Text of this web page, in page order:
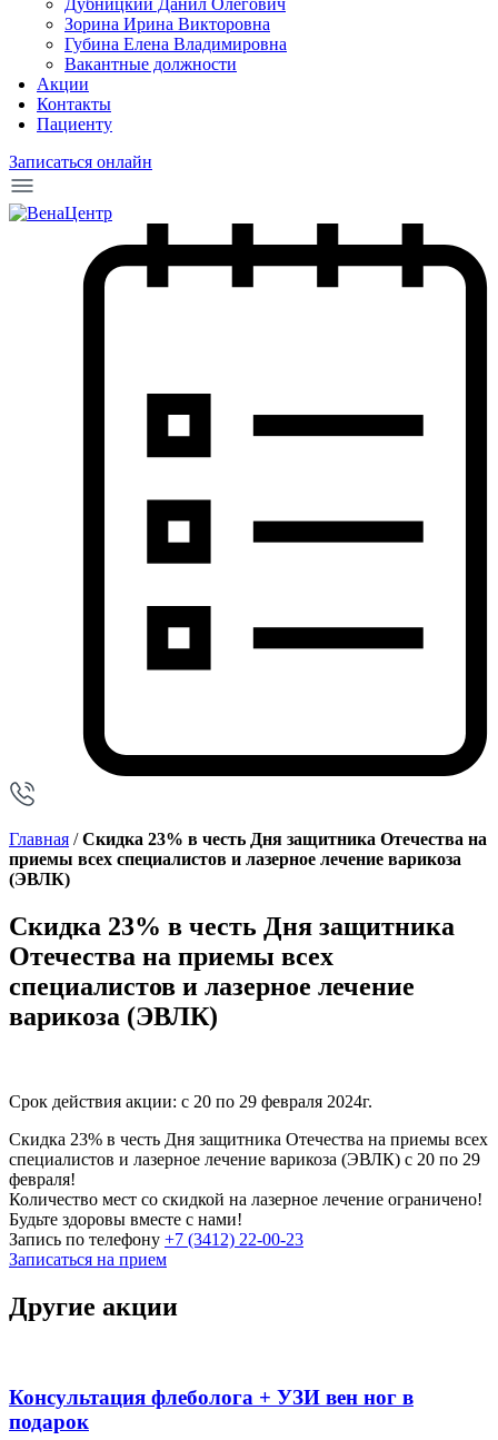
Дубницкий Данил Олегович
Зорина Ирина Викторовна
Губина Елена Владимировна
Вакантные должности
Акции
Контакты
Пациенту
Записаться онлайн
Главная /Скидка 23% в честь Дня защитника Отечества на
приемы всех специалистов и лазерное лечение варикоза
(ЭВЛК)
Скидка 23% в честь Дня защитника
Отечества на приемы всех
специалистов и лазерное лечение
варикоза (ЭВЛК)
Срок действия акции: с 20 по 29 февраля 2024г.
Скидка 23% в честь Дня защитника Отечества на приемы всех
специалистов и лазерное лечение варикоза (ЭВЛК) с 20 по 29
февраля!
Количество мест со скидкой на лазерное лечение ограничено!
Будьте здоровы вместе с нами!
Запись по телефону +7 (3412) 22-00-23
Записаться на прием
Другие акции
Консультация флеболога + УЗИ вен ног в
подарок